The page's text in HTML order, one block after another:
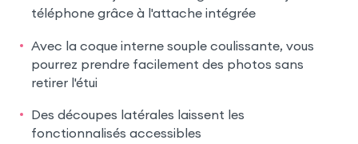
téléphone grâce à l'attache intégrée
Avec la coque interne souple coulissante, vous
pourrez prendre facilement des photos sans
retirer l'étui
Des découpes latérales laissent les
fonctionnalisés accessibles